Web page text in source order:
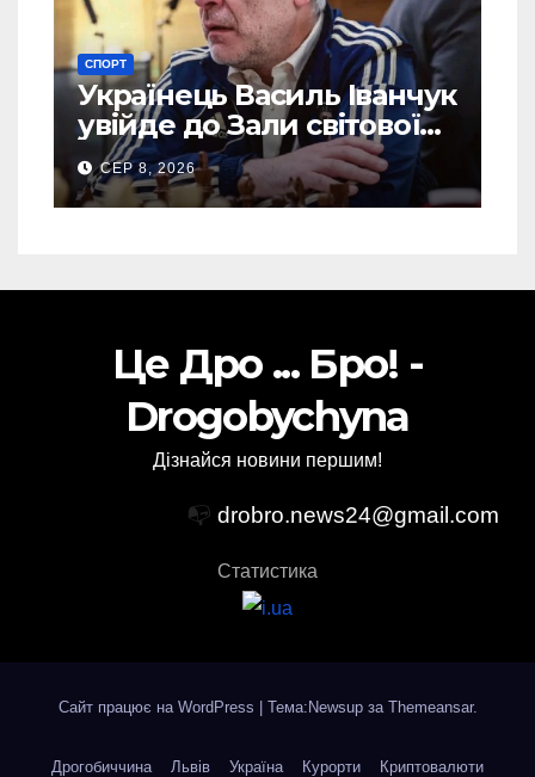
СПОРТ
Українець Василь Іванчук
увійде до Зали світової
шахової слави
СЕР 8, 2026
Це Дро ... Бро! -
Drogobychyna
Дізнайся новини першим!
📭 drobro.news24@gmail.com
Статистика
Сайт працює на WordPress Тема:Newsup за Themeansar.
Дрогобиччина Львів Україна Курорти Криптовалюти